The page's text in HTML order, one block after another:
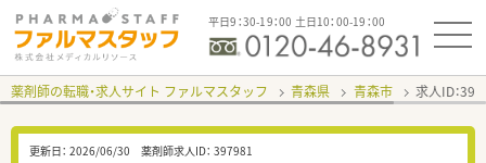
平日9：30-19：00 土日10：00-19：00
薬剤師の転職・求人サイト ファルマスタッフ 青森県 青森市 求人ID：
更新日： 2026/06/30 薬剤師求人ID： 397981